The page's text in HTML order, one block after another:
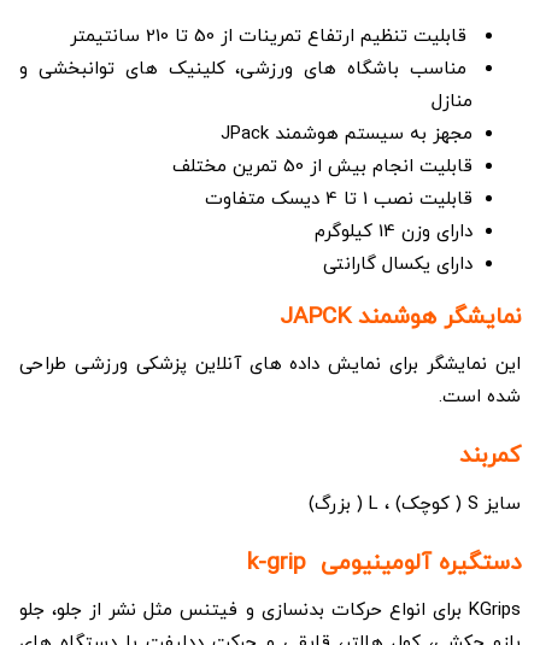
قابلیت تنظیم ارتفاع تمرینات از 50 تا 210 سانتیمتر
مناسب باشگاه های ورزشی، کلینیک های توانبخشی و
منازل
مجهز به سیستم هوشمند JPack
قابلیت انجام بیش از 50 تمرین مختلف
قابلیت نصب 1 تا 4 دیسک متفاوت
دارای وزن 14 کیلوگرم
دارای یکسال گارانتی
نمایشگر هوشمند JAPCK
این نمایشگر برای نمایش داده های آنلاین پزشکی ورزشی طراحی
شده است.
کمربند
سایز S ( کوچک) ، L ( بزرگ)
دستگیره آلومینیومی k-grip
KGrips برای انواع حرکات بدنسازی و فیتنس مثل نشر از جلو، جلو